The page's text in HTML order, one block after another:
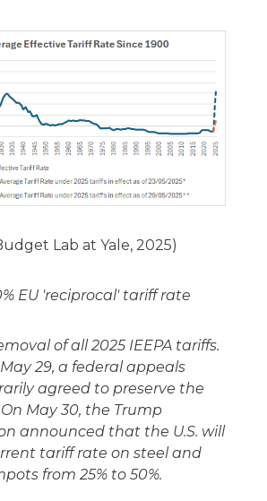
Lab at Yale, 2025)
EU 'reciprocal' tariff rate
of all 2025 IEEPA tariffs.
29, a federal appeals
agreed to preserve the
On May 30, the Trump
announced that the U.S. will
tariff rate on steel and
from 25% to 50%.